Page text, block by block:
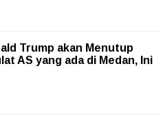
Trump akan Menutup
AS yang ada di Medan, Ini